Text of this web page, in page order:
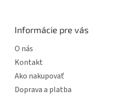
Informácie pre vás
O nás
Kontakt
Ako nakupovať
Doprava a platba